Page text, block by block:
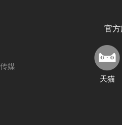
媒
官
天猫